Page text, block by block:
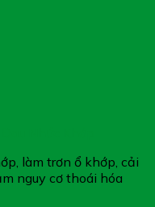
làm trơn ổ khớp, cải
nguy cơ thoái hóa